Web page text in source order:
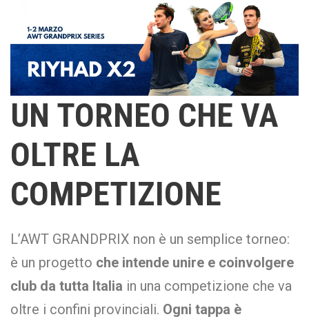
UN TORNEO CHE VA
OLTRE LA
COMPETIZIONE
L’AWT GRANDPRIX non è un semplice torneo:
è un progetto che intende unire e coinvolgere
club da tutta Italia in una competizione che va
oltre i confini provinciali. Ogni tappa è